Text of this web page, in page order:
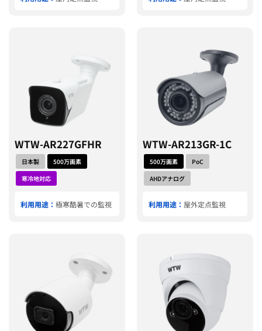
WTW-AR227GFHR
日本製
500万画素
寒冷地対応
利用用途： 極寒酷暑での監視
WTW-AR213GR-1C
500万画素
PoC
AHDアナログ
利用用途： 屋外定点監視